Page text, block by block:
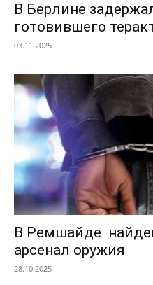
В Берлине
готовившего
03.11.2025
В Ремшайде
арсенал оружия
28.10.2025